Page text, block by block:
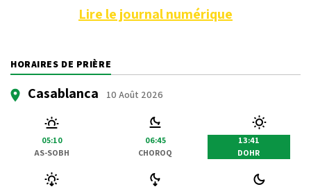
Lire le journal numérique
HORAIRES DE PRIÈRE
Casablanca 10 Août 2026
05:10
AS-SOBH
06:45
CHOROQ
13:41
DOHR